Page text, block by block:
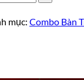
mục: Combo Bàn